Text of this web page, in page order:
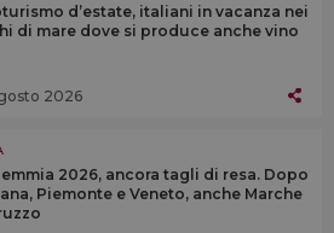
d’estate, italiani in vacanza nei
di mare dove si produce anche vino
2026
2026, ancora tagli di resa. Dopo
Piemonte e Veneto, anche Marche